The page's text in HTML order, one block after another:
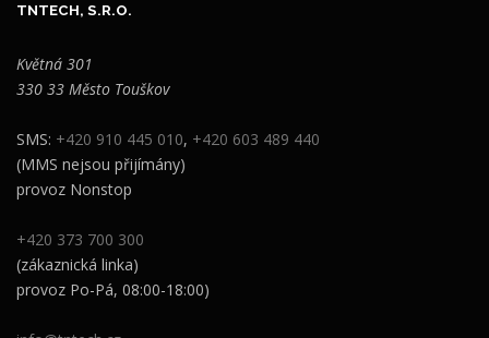
TNTECH, S.R.O.
Květná 301
330 33 Město Touškov
SMS: +420 910 445 010, +420 603 489 440
(MMS nejsou přijímány)
provoz Nonstop
+420 373 700 300
(zákaznická linka)
provoz Po-Pá, 08:00-18:00)